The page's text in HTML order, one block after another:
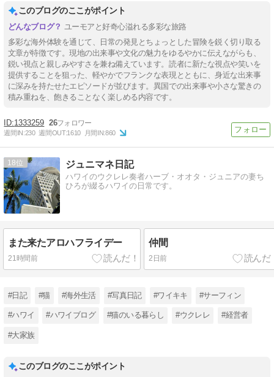
このブログのここがポイント
ユーモアと好奇心溢れる多彩な旅路
多彩な海外体験を通じて、日常の発見とちょっとした冒険を鋭く切り取る
文章が特徴です。現地の出来事や文化の魅力をゆるやかに伝えながらも、
鋭い視点と親しみやすさを兼ね備えています。読者に新たな視点や笑いを
提供することを狙った、軽やかでフランクな表現とともに、身近な出来事
に深みを持たせたエピソードが並びます。異国での出来事や小さな驚きの
積み重ねを、飽きることなく楽しめる内容です。
1333259 26
週間IN:230 週間OUT:1610 月間IN:860
18 ジュニマネ日記
ハワイのウクレレ奏者ハーブ・オオタ・ジュニアの妻ち
ひろが綴るハワイの日常です。
また来たアロハフライデー
21時間前
仲間
2日前
#日記 #猫 #海外生活 #写真日記 #ワイキキ #サーフィン
#ハワイ #ハワイブログ #猫のいる暮らし #ウクレレ #経営者
#大家族
このブログのここがポイント